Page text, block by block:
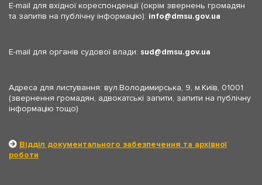
E-mail для вхідної кореспонденції (окрім звернень громадян
та запитів на публічну інформацію): info dmsu.gov.ua
E-mail для органів судової влади: sud dmsu.gov.ua
Адреса для листування: вул.Володимирська, 9, м.Київ, 01001
(звернення громадян, адвокатські запити, запити на публічну
інформацію тощо)
Відділ документального забезпечення та архівної
роботи